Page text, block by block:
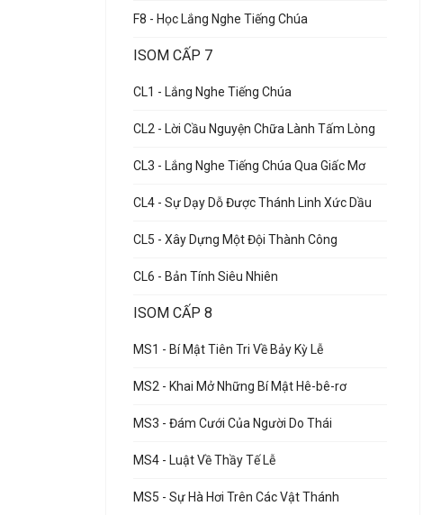
F8 - Học Lắng Nghe Tiếng Chúa
ISOM CẤP 7
CL1 - Lắng Nghe Tiếng Chúa
CL2 - Lời Cầu Nguyện Chữa Lành Tấm Lòng
CL3 - Lắng Nghe Tiếng Chúa Qua Giấc Mơ
CL4 - Sự Dạy Dỗ Được Thánh Linh Xức Dầu
CL5 - Xây Dựng Một Đội Thành Công
CL6 - Bản Tính Siêu Nhiên
ISOM CẤP 8
MS1 - Bí Mật Tiên Tri Về Bảy Kỳ Lễ
MS2 - Khai Mở Những Bí Mật Hê-bê-rơ
MS3 - Đám Cưới Của Người Do Thái
MS4 - Luật Về Thầy Tế Lễ
MS5 - Sự Hà Hơi Trên Các Vật Thánh